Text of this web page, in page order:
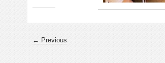
← Previous